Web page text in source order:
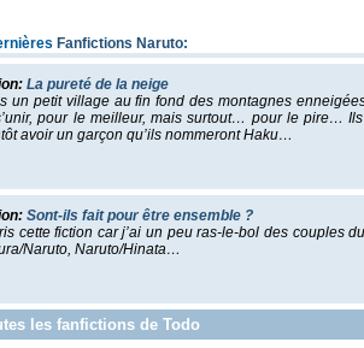
Fanfictions Naruto:
La pureté de la neige
un petit village au fin fond des montagnes
pour le meilleur, mais surtout… pour le pire…
avoir un garçon qu’ils nommeront Haku…
Sont-ils fait pour être ensemble ?
cette fiction car j’ai un peu ras-le-bol des couples
Naruto, Naruto/Hinata…
les fanfictions de Todo